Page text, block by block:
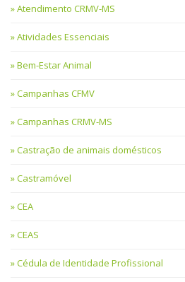
Atendimento CRMV-MS
Atividades Essenciais
Bem-Estar Animal
Campanhas CFMV
Campanhas CRMV-MS
Castração de animais domésticos
Castramóvel
CEA
CEAS
Cédula de Identidade Profissional